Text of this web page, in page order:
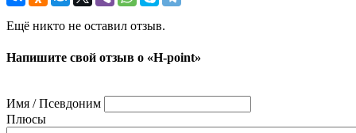
Ещё никто не оставил отзыв.
Напишите свой отзыв о «H-point»
Имя / Псевдоним
Плюсы